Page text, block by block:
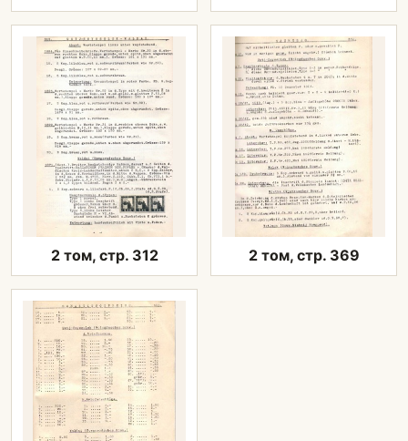
2 том, стр. 312 2 том, стр. 369